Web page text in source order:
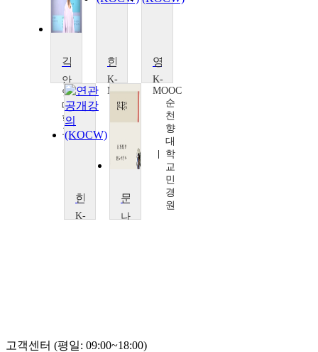
안
양
대
학
교
최
K-
MOOC
광
교
률
K-
MOOC
순
천
향
대
학
교
민
경
원
K-
나
고객센터 (평일: 09:00~18:00)